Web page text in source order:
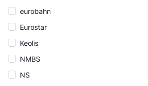
eurobahn
Eurostar
Keolis
NMBS
NS